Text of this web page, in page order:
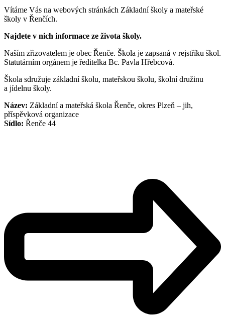
Vítáme Vás na webových stránkách Základní školy a mateřské
školy v Řenčích.
Najdete v nich informace ze života školy.
Naším zřizovatelem je obec Řenče. Škola je zapsaná v rejstříku škol.
Statutárním orgánem je ředitelka Bc. Pavla Hřebcová.
Škola sdružuje základní školu, mateřskou školu, školní družinu
a jídelnu školy.
Název: Základní a mateřská škola Řenče, okres Plzeň – jih,
příspěvková organizace
Sídlo: Řenče 44